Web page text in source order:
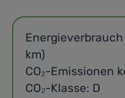
km)
CO₂-Emissionen
CO₂-Klasse: D